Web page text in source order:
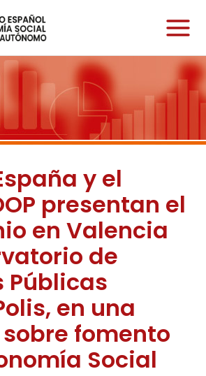
y el
presentan el
en Valencia
de
Públicas
en una
fomento
Social